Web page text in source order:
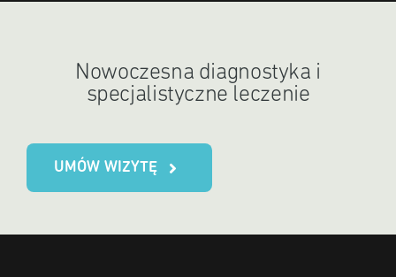
Nowoczesna diagnostyka i
specjalistyczne leczenie
UMÓW WIZYTĘ